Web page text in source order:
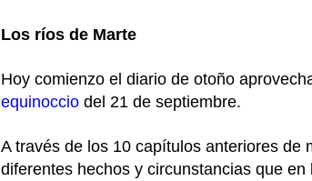
Los ríos de Marte
Hoy comienzo el diario de otoño
equinoccio del 21 de septiembre.
A través de los 10 capítulos anteriores de
diferentes hechos y circunstancias que